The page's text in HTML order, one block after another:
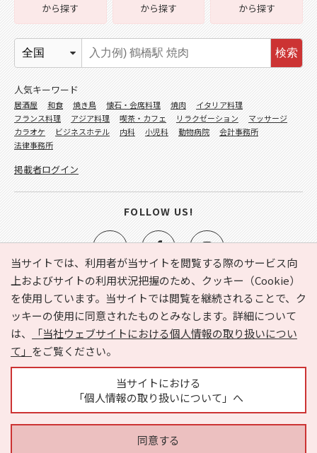
当サイトでは、利用者が当サイトを閲覧する際のサービス向
上およびサイトの利用状況把握のため、クッキー（Cookie）
を使用しています。当サイトでは閲覧を継続されることで、ク
ッキーの使用に同意されたものとみなします。詳細について
は、
「当社ウェブサイトにおける個人情報の取り扱いについ
て」 をご覧ください。
当サイトにおける
「個人情報の取り扱いについて」へ
同意する
e-NAVITA（イーナビタ）とは？ お気に入り
ヘルプ
利用規約
個人情報の取り扱いについて
運営会社
サイトマップ
広告掲載に関するお問い合わせ
から探す
から探す
から探す
検索
人気キーワード
居酒屋 和食 焼き鳥 懐石・会席料理 焼肉
イタリア料理
フランス料理
アジア料理 喫茶・カフェ リラクゼーション
マッサージ
カラオケ
ビジネスホテル 内科 小児科 動物病院
会計事務所
法律事務所
掲載者ログイン
FOLLOW US!